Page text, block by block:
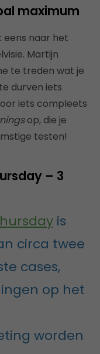
maximum
eens naar het
Martijn
te treden wat je
durven iets
iets compleets
op, die je
testen!
– 3
is
circa twee
cases,
op het
worden